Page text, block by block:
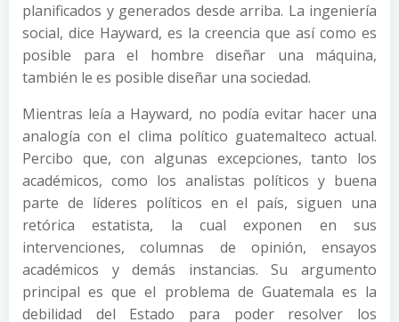
planificados y generados desde arriba. La ingeniería
social, dice Hayward, es la creencia que así como es
posible para el hombre diseñar una máquina,
también le es posible diseñar una sociedad.
Mientras leía a Hayward, no podía evitar hacer una
analogía con el clima político guatemalteco actual.
Percibo que, con algunas excepciones, tanto los
académicos, como los analistas políticos y buena
parte de líderes políticos en el país, siguen una
retórica estatista, la cual exponen en sus
intervenciones, columnas de opinión, ensayos
académicos y demás instancias. Su argumento
principal es que el problema de Guatemala es la
debilidad del Estado para poder resolver los